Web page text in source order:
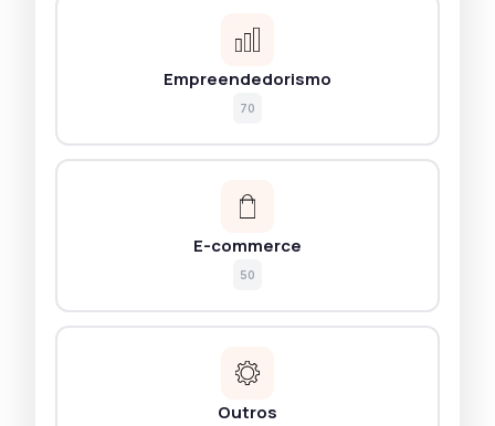
Empreendedorismo
70
E-commerce
50
Outros